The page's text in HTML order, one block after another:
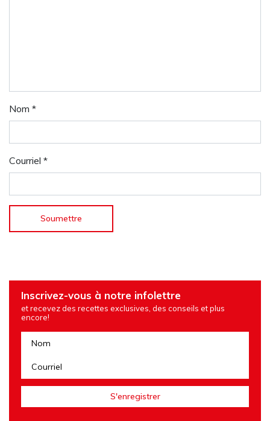
Nom *
Courriel *
Inscrivez-vous à notre infolettre
et recevez des recettes exclusives, des conseils et plus
encore!